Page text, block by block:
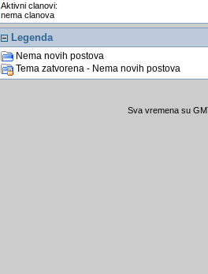
Aktivni clanovi:
nema clanova
Legenda
Nema novih postova
Tema zatvorena - Nema novih postova
Sva vremena su